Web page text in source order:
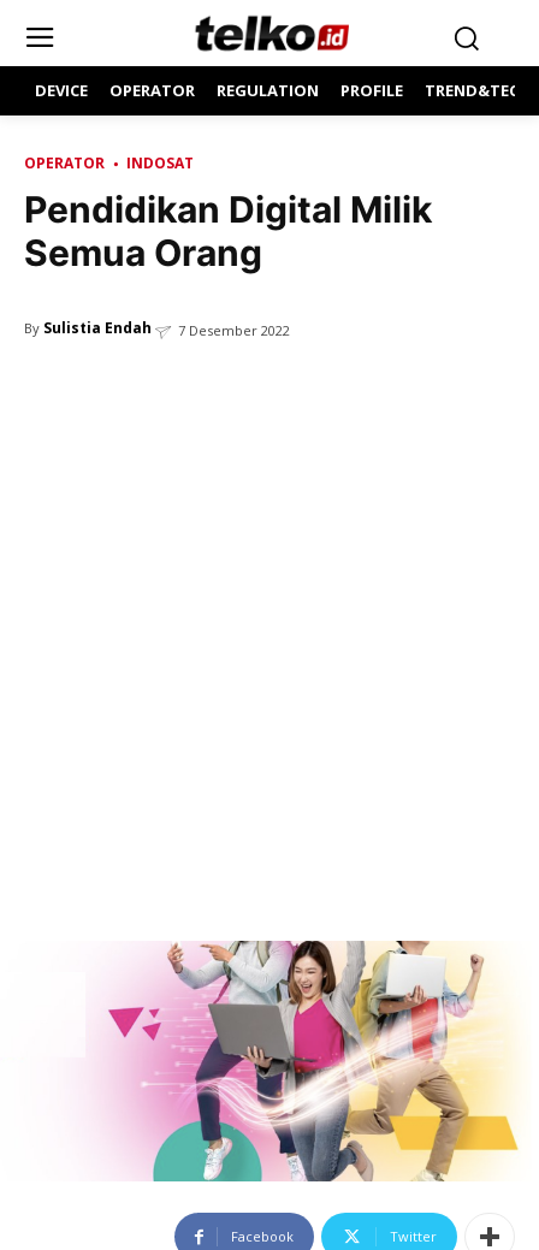
DEVICE OPERATOR REGULATION PROFILE
OPERATOR INDOSAT
Pendidikan Digital Milik
Semua Orang
By Sulistia Endah 7 Desember 2022
Facebook Twitter